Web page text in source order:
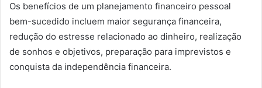
Os benefícios de um planejamento financeiro pessoal
bem-sucedido incluem maior segurança financeira,
redução do estresse relacionado ao dinheiro, realização
de sonhos e objetivos, preparação para imprevistos e
conquista da independência financeira.